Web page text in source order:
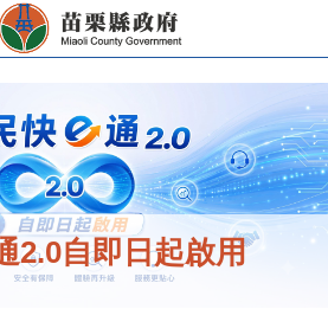
2.0自即日起啟用